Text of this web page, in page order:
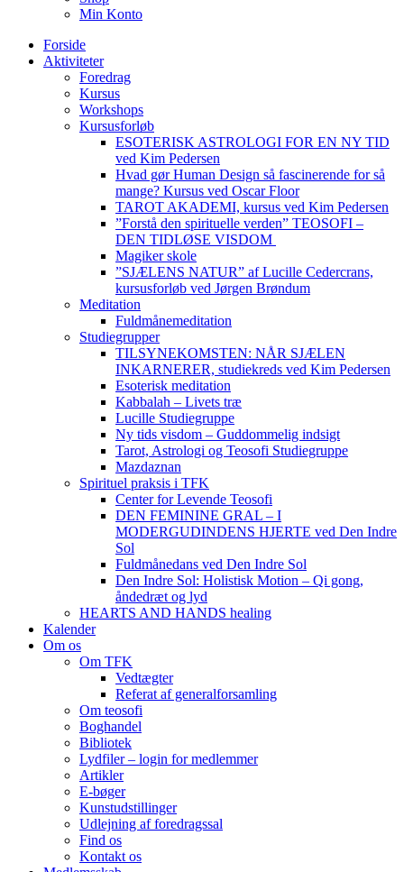
Min Konto
Forside
Aktiviteter
Foredrag
Kursus
Workshops
Kursusforløb
ESOTERISK ASTROLOGI FOR EN NY TID
ved Kim Pedersen
Hvad gør Human Design så fascinerende for så
mange? Kursus ved Oscar Floor
TAROT AKADEMI, kursus ved Kim Pedersen
”Forstå den spirituelle verden” TEOSOFI –
DEN TIDLØSE VISDOM
Magiker skole
”SJÆLENS NATUR” af Lucille Cedercrans,
kursusforløb ved Jørgen Brøndum
Meditation
Fuldmånemeditation
Studiegrupper
TILSYNEKOMSTEN: NÅR SJÆLEN
INKARNERER, studiekreds ved Kim Pedersen
Esoterisk meditation
Kabbalah – Livets træ
Lucille Studiegruppe
Ny tids visdom – Guddommelig indsigt
Tarot, Astrologi og Teosofi Studiegruppe
Mazdaznan
Spirituel praksis i TFK
Center for Levende Teosofi
DEN FEMININE GRAL – I
MODERGUDINDENS HJERTE ved Den Indre
Sol
Fuldmånedans ved Den Indre Sol
Den Indre Sol: Holistisk Motion – Qi gong,
åndedræt og lyd
HEARTS AND HANDS healing
Kalender
Om os
Om TFK
Vedtægter
Referat af generalforsamling
Om teosofi
Boghandel
Bibliotek
Lydfiler – login for medlemmer
Artikler
E-bøger
Kunstudstillinger
Udlejning af foredragssal
Find os
Kontakt os